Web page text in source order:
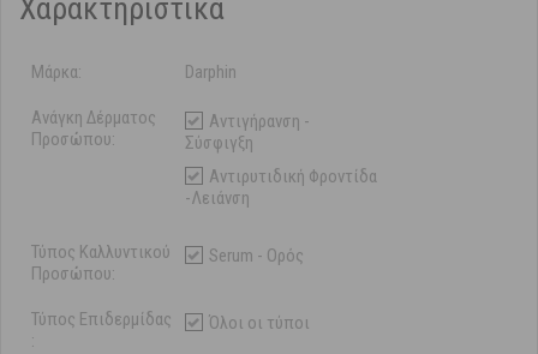
Χαρακτηριστικά
Μάρκα: Darphin
Ανάγκη Δέρματος
Προσώπου:
Αντιγήρανση -
Σύσφιγξη
Αντιρυτιδική Φροντίδα
-Λειάνση
Τύπος Καλλυντικού
Προσώπου:
Serum - Ορός
Τύπος Επιδερμίδας
:
Όλοι οι τύποι